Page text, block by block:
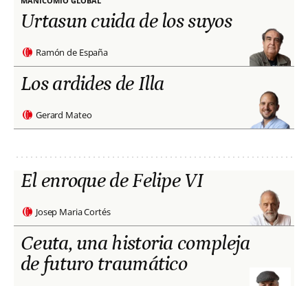
Urtasun cuida de los suyos
Ramón de España
Los ardides de Illa
Gerard Mateo
El enroque de Felipe VI
Josep Maria Cortés
Ceuta, una historia compleja
de futuro traumático